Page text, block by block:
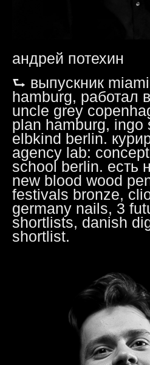
андрей потехин
⮑ выпускник
hamburg, работал
uncle grey
plan hamburg, ingo
elbkind berlin.
agency lab:
school berlin. есть
new blood wood
festivals bronze,
germany nails, 3
shortlists, danish
shortlist.